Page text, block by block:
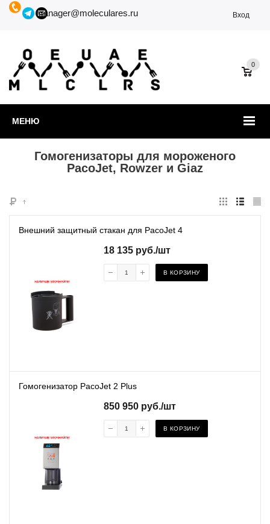
manager@moleculares.ru Вход
МЕНЮ
0
Гомогенизаторы для мороженого
PacoJet, Rowzer и Giaz
Внешний защитный стакан для PacoJet 4
18 135 руб./шт
В КОРЗИНУ
Гомогенизатор PacoJet 2 Plus
850 950 руб./шт
В КОРЗИНУ